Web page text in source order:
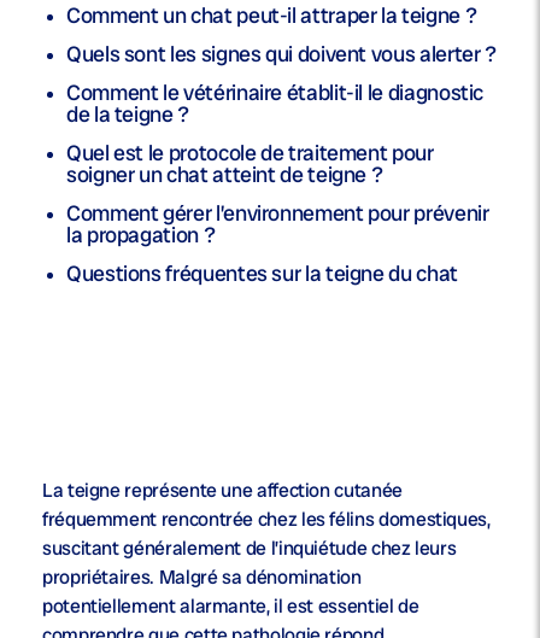
Comment un chat peut-il attraper la teigne ?
Quels sont les signes qui doivent vous alerter ?
Comment le vétérinaire établit-il le diagnostic
de la teigne ?
Quel est le protocole de traitement pour
soigner un chat atteint de teigne ?
Comment gérer l’environnement pour prévenir
la propagation ?
Questions fréquentes sur la teigne du chat
La teigne représente une affection cutanée
fréquemment rencontrée chez les félins domestiques,
suscitant généralement de l’inquiétude chez leurs
propriétaires. Malgré sa dénomination
potentiellement alarmante, il est essentiel de